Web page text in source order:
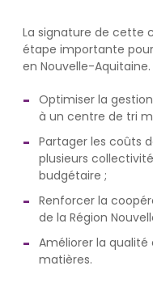
La signature de cette
étape importante
en Nouvelle-Aquitaine.
Optimiser la
à un centre de tri
Partager les coûts
plusieurs
budgétaire ;
Renforcer la
de la Région
Améliorer la
matières.